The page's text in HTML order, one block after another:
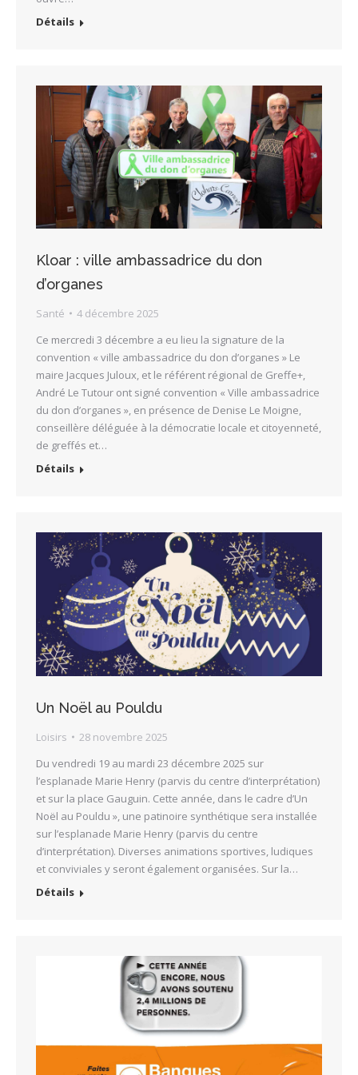
Détails
Kloar : ville ambassadrice du don
d’organes
Santé
4 décembre 2025
Ce mercredi 3 décembre a eu lieu la signature de la
convention « ville ambassadrice du don d’organes » Le
maire Jacques Juloux, et le référent régional de Greffe+,
André Le Tutour ont signé convention « Ville ambassadrice
du don d’organes », en présence de Denise Le Moigne,
conseillère déléguée à la démocratie locale et citoyenneté,
de greffés et…
Détails
Un Noël au Pouldu
Loisirs
28 novembre 2025
Du vendredi 19 au mardi 23 décembre 2025 sur
l’esplanade Marie Henry (parvis du centre d’interprétation)
et sur la place Gauguin. Cette année, dans le cadre d’Un
Noël au Pouldu », une patinoire synthétique sera installée
sur l’esplanade Marie Henry (parvis du centre
d’interprétation). Diverses animations sportives, ludiques
et conviviales y seront également organisées. Sur la…
Détails